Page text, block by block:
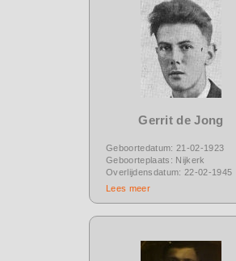
Gerrit de Jong
Geboortedatum: 21-02-1923
Geboorteplaats: Nijkerk
Overlijdensdatum: 22-02-1945
Lees meer